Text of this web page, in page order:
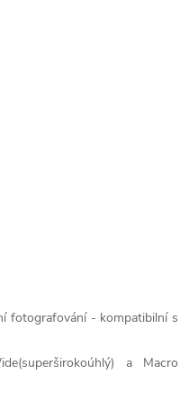
fotografování - kompatibilní s
a Macro